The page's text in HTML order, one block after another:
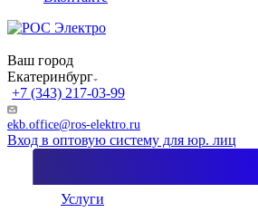
Ваш город
Екатеринбург
+7 (343) 217-03-99
ekb.office@ros-elektro.ru
Вход в оптовую систему для юр. лиц
Услуги